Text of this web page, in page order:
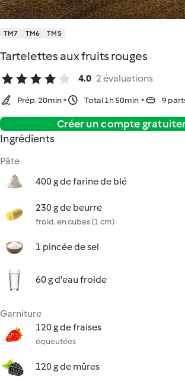
TM7 TM6 TM5
Tartelettes aux fruits rouges
4.0 2 évaluations
Prép. 20min Total 1h 50min 9
Créer un compte
Ingrédients
Pâte
400 g de farine de blé
230 g de beurre
froid, en cubes (1 cm)
1 pincée de sel
60 g d'eau froide
Garniture
120 g de fraises
équeutées
120 g de mûres